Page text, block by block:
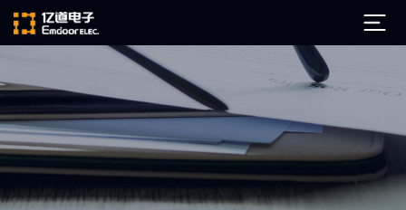
公司简介
发展历程
企业文化
ARM